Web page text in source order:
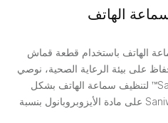
الهاتف
الهاتف باستخدام قطعة قماش
على بيئة الرعاية الصحية، نوصي
باستخدام Caviwipes™ وSaniwipes™ لتنظيف سماعة الهاتف بشكل
شامل. تحتوي Caviwipes وSaniwipes على مادة الأيزوبروبانول بنسبة